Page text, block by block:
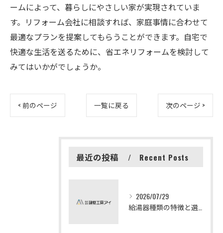
ームによって、暮らしにやさしい家が実現されていま
す。リフォーム会社に相談すれば、家庭事情に合わせて
最適なプランを提案してもらうことができます。自宅で
快適な生活を送るために、省エネリフォームを検討して
みてはいかがでしょうか。
< 前のページ 一覧に戻る 次のページ >
最近の投稿 Recent Posts
2026/07/29